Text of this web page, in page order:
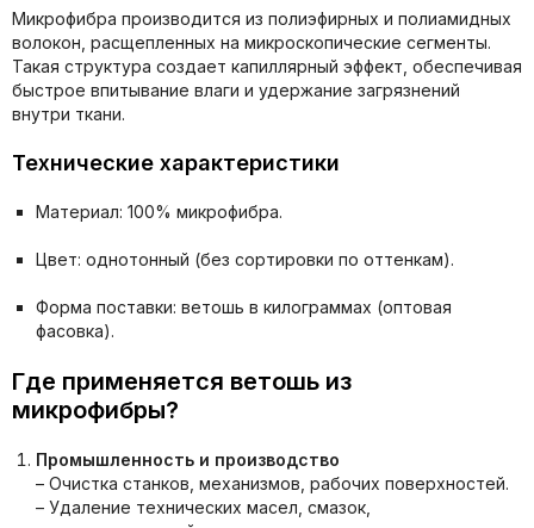
Микрофибра производится из полиэфирных и полиамидных
волокон, расщепленных на микроскопические сегменты.
Такая структура создает капиллярный эффект, обеспечивая
быстрое впитывание влаги и удержание загрязнений
внутри ткани.
Технические характеристики
Материал: 100% микрофибра.
Цвет: однотонный (без сортировки по оттенкам).
Форма поставки: ветошь в килограммах (оптовая
фасовка).
Где применяется ветошь из
микрофибры?
Промышленность и производство
– Очистка станков, механизмов, рабочих поверхностей.
– Удаление технических масел, смазок,